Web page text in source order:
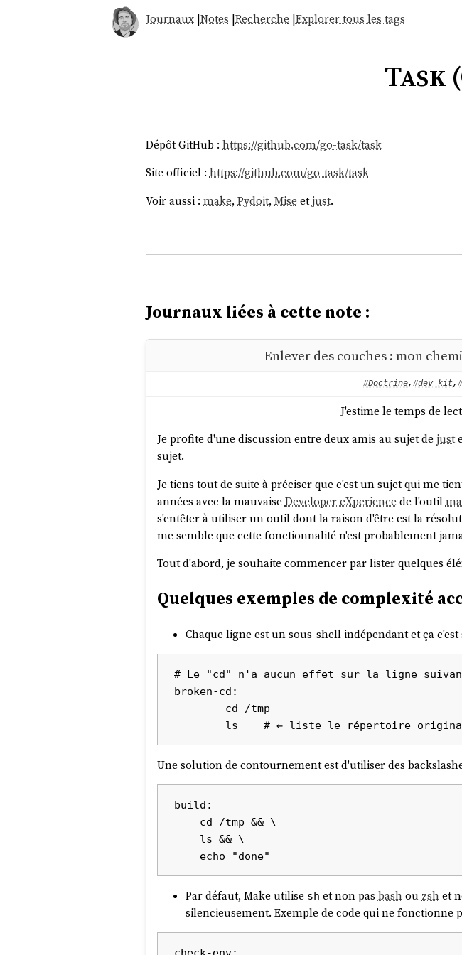
Journaux|Notes |Recherche |Explorer tous les tags
Task
Dépôt GitHub : https://github.com/go-task/task
Site officiel :https://github.com/go-task/task
Voir aussi : make, Pydoit, Mise etjust.
Journaux liées à cette note :
Enlever des couches : mon
#Doctrine, #dev-kit,
J'estime le temps de
Je profite d'une discussion entre deux amis au sujet de just
sujet.
Je tiens tout de suite à préciser que c'est un sujet qui me
années avec la mauvaise Developer eXperience de l'outil
s'entêter à utiliser un outil dont la raison d'être est la
me semble que cette fonctionnalité n'est probablement
Tout d'abord, je souhaite commencer par lister quelques
Quelques exemples de complexité
Chaque ligne est un sous-shell indépendant et ça
# Le "cd" n'a aucun effet sur la ligne
broken-cd:
Une solution de contournement est d'utiliser des
build:
Par défaut, Make utilise sh et non pas bashou zshet
silencieusement. Exemple de code qui ne fonctionne